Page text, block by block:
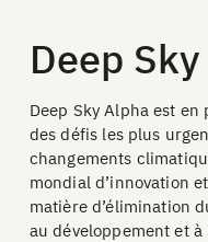
Deep
Deep Sky Alpha est
des défis les plus
changements
mondial d’innovation
matière d’élimination
au développement et